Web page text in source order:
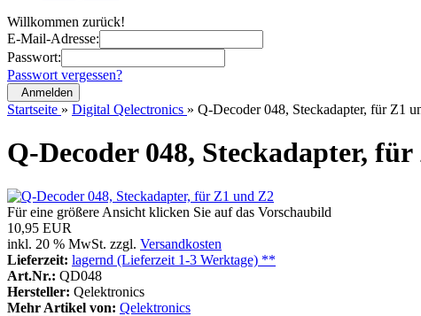
Willkommen zurück!
E-Mail-Adresse:
Passwort:
Passwort vergessen?
Anmelden
Startseite » Digital Qelectronics » Q-Decoder 048, Steckadapter, für Z1
Q-Decoder 048, Steckadapter,
Für eine größere Ansicht klicken Sie auf das Vorschaubild
10,95 EUR
inkl. 20 % MwSt. zzgl. Versandkosten
Lieferzeit: lagernd (Lieferzeit 1-3 Werktage) **
Art.Nr.: QD048
Hersteller: Qelektronics
Mehr Artikel von: Qelektronics